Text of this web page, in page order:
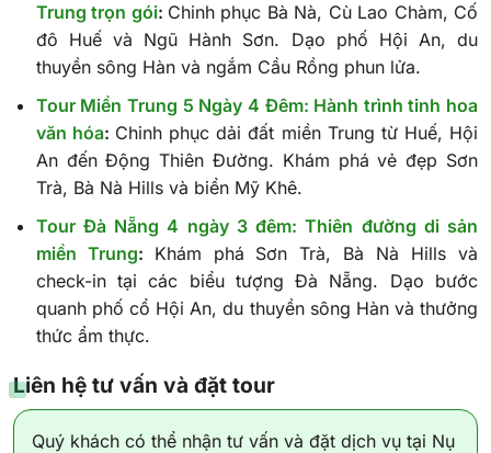
Trung trọn gói: Chinh phục Bà Nà, Cù Lao Chàm, Cố
đô Huế và Ngũ Hành Sơn. Dạo phố Hội An, du
thuyền sông Hàn và ngắm Cầu Rồng phun lửa.
Tour Miền Trung 5 Ngày 4 Đêm: Hành trình tinh hoa
văn hóa: Chinh phục dải đất miền Trung từ Huế, Hội
An đến Động Thiên Đường. Khám phá vẻ đẹp Sơn
Trà, Bà Nà Hills và biển Mỹ Khê.
Tour Đà Nẵng 4 ngày 3 đêm: Thiên đường di sản
miền Trung: Khám phá Sơn Trà, Bà Nà Hills và
check-in tại các biểu tượng Đà Nẵng. Dạo bước
quanh phố cổ Hội An, du thuyền sông Hàn và thưởng
thức ẩm thực.
Liên hệ tư vấn và đặt tour
Quý khách có thể nhận tư vấn và đặt dịch vụ tại Nụ